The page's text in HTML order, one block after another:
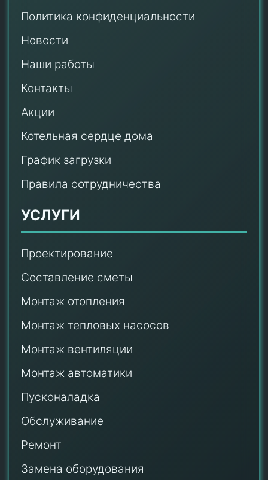
Политика конфиденциальности
Новости
Наши работы
Контакты
Акции
Котельная сердце дома
График загрузки
Правила сотрудничества
УСЛУГИ
Проектирование
Составление сметы
Монтаж отопления
Монтаж тепловых насосов
Монтаж вентиляции
Монтаж автоматики
Пусконаладка
Обслуживание
Ремонт
Замена оборудования